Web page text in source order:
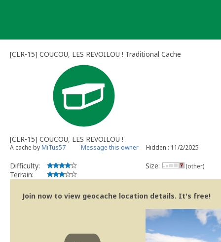
[CLR-15] COUCOU, LES REVOILOU ! Traditional Cache
[CLR-15] COUCOU, LES REVOILOU !
A cache byMiTus57 Message this owner Hidden : 11/2/2025
Difficulty:
Terrain:
Size: (other)
Join now to view geocache location details. It's free!